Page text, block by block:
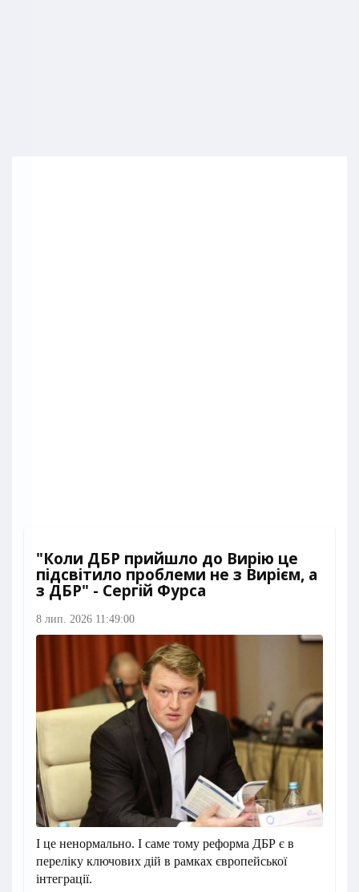
"Коли ДБР прийшло до Вирію це
підсвітило проблеми не з Вирієм, а
з ДБР" - Сергій Фурса
8 лип. 2026 11:49:00
І це ненормально. І саме тому реформа ДБР є в
переліку ключових дій в рамках європейської
інтеграції.